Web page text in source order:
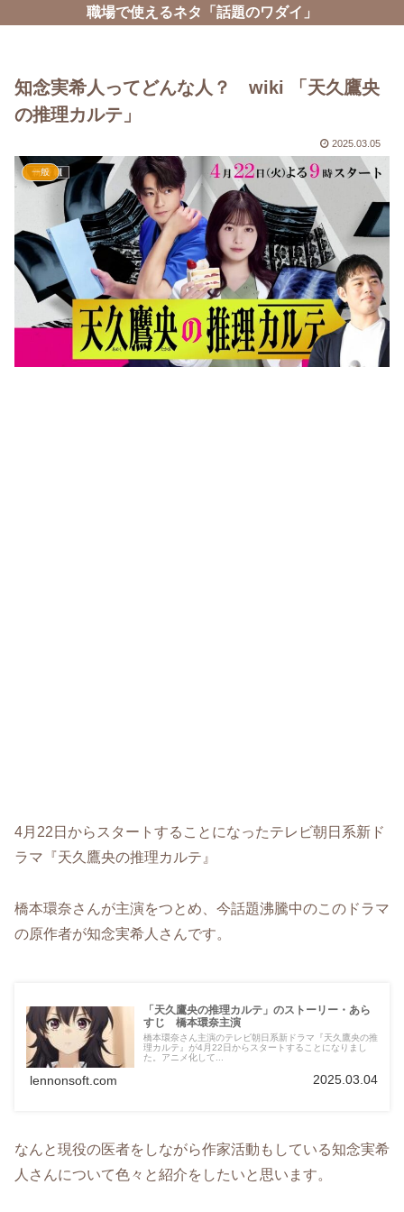
職場で使えるネタ「話題のワダイ」
知念実希人ってどんな人？ wiki 「天久鷹央
の推理カルテ」
2025.03.05
一般
4月22日からスタートすることになったテレビ朝日系新ド
ラマ『天久鷹央の推理カルテ』
橋本環奈さんが主演をつとめ、今話題沸騰中のこのドラマ
の原作者が知念実希人さんです。
「天久鷹央の推理カルテ」のストーリー・あら
すじ 橋本環奈主演
橋本環奈さん主演のテレビ朝日系新ドラマ『天久鷹央の推
理カルテ』が4月22日からスタートすることになりまし
た。アニメ化して...
lennonsoft.com 2025.03.04
なんと現役の医者をしながら作家活動もしている知念実希
人さんについて色々と紹介をしたいと思います。